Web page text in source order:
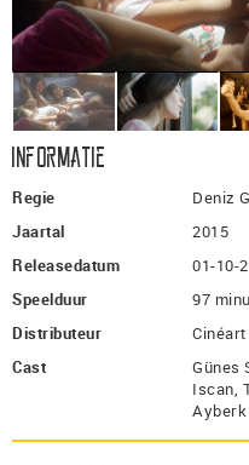
Informatie
Regie
Deniz
Jaartal
2015
Releasedatum
01-10-
Speelduur
97
Distributeur
Cinéart
Cast
Günes
Iscan,